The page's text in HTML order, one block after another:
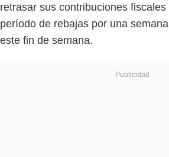
retrasar sus contribuciones
período de rebajas por una
este fin de semana.